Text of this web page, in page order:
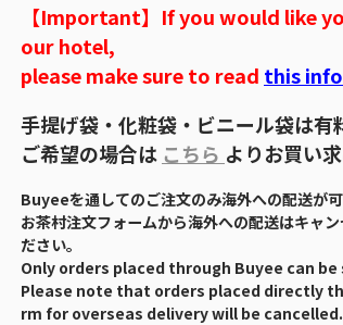
【Important】If you would like
our hotel,
please make sure to read this
手提げ袋・化粧袋・ビニール袋は有
ご希望の場合は こちら よりお買い
Buyeeを通してのご注文のみ海外への配送が可
お茶村注文フォームから海外への配送はキャ
ださい。
Only orders placed through Buyee can
Please note that orders placed directly
rm for overseas delivery will be cancelled.